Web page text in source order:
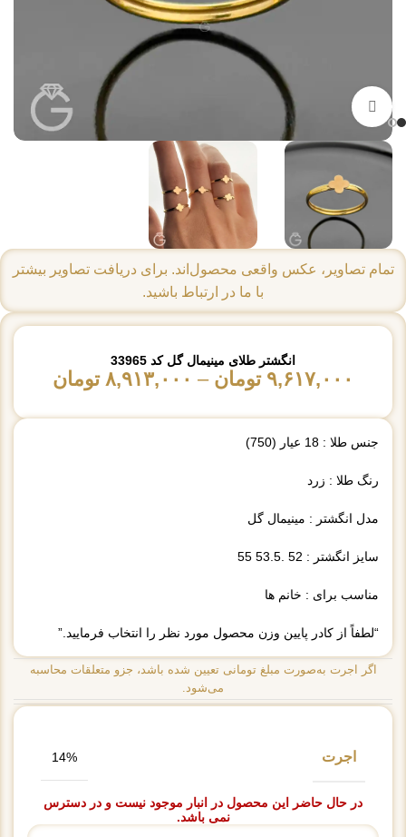
بزرگنمایی تصویر
تمام تصاویر، عکس واقعی محصول‌اند. برای دریافت تصاویر بیشتر
با ما در ارتباط باشید.
انگشتر طلای مینیمال گل کد 33965
۹,۶۱۷,۰۰۰ تومان – ۸,۹۱۳,۰۰۰ تومان
جنس طلا : 18 عیار (750)
رنگ طلا : زرد
مدل انگشتر : مینیمال گل
سایز انگشتر : 52 .53.5 55
مناسب برای : خانم ها
“لطفاً از کادر پایین وزن محصول مورد نظر را انتخاب فرمایید.”
اگر اجرت به‌صورت مبلغ تومانی تعیین شده باشد، جزو متعلقات محاسبه
می‌شود.
اجرت 14%
در حال حاضر این محصول در انبار موجود نیست و در دسترس
نمی باشد.